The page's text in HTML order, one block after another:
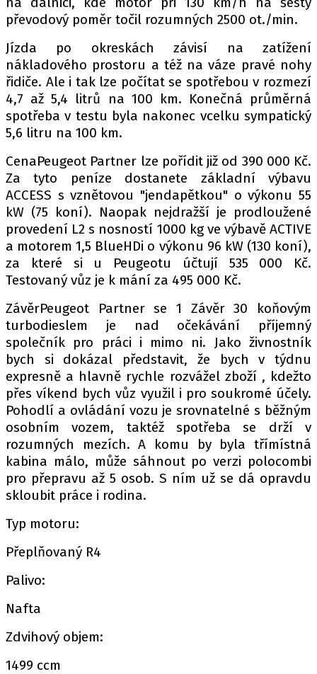
převodový poměr točil rozumných 2500 ot./min.
Jízda po okreskách závisí na zatížení
nákladového prostoru a též na váze pravé nohy
řidiče. Ale i tak lze počítat se spotřebou v rozmezí
4,7 až 5,4 litrů na 100 km. Konečná průměrná
spotřeba v testu byla nakonec vcelku sympatický
5,6 litru na 100 km.
CenaPeugeot Partner lze pořídit již od 390 000 Kč.
Za tyto peníze dostanete základní výbavu
ACCESS s vznětovou "jendapětkou" o výkonu 55
kW (75 koní). Naopak nejdražší je prodloužené
provedení L2 s nosností 1000 kg ve výbavě ACTIVE
a motorem 1,5 BlueHDi o výkonu 96 kW (130 koní),
za které si u Peugeotu účtují 535 000 Kč.
Testovaný vůz je k mání za 495 000 Kč.
ZávěrPeugeot Partner se 1 Závěr 30 koňovým
turbodieslem je nad očekávání příjemný
společník pro práci i mimo ni. Jako živnostník
bych si dokázal představit, že bych v týdnu
expresně a hlavně rychle rozvážel zboží , kdežto
přes víkend bych vůz využil i pro soukromé účely.
Pohodlí a ovládání vozu je srovnatelné s běžným
osobním vozem, taktéž spotřeba se drží v
rozumných mezích. A komu by byla třímístná
kabina málo, může sáhnout po verzi polocombi
pro přepravu až 5 osob. S ním už se dá opravdu
skloubit práce i rodina.
Typ motoru:
Přeplňovaný R4
Palivo:
Nafta
Zdvihový objem:
1499 ccm